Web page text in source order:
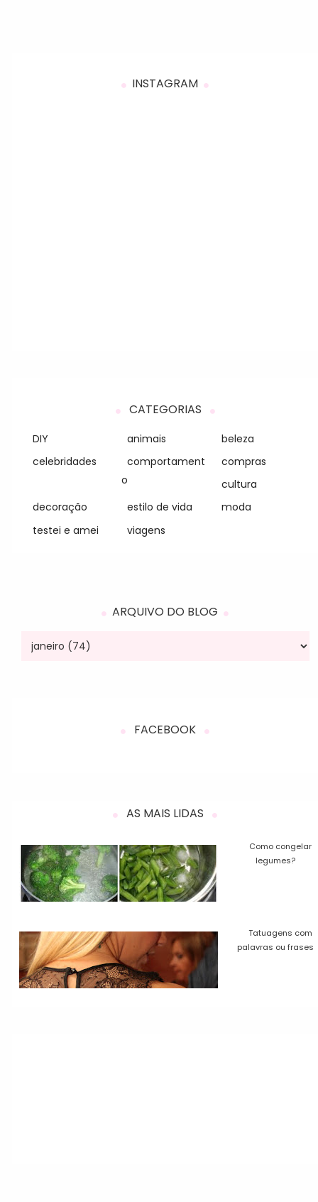
INSTAGRAM
CATEGORIAS
DIY animais
beleza
celebridades
comportament
o
compras
cultura
decoração
estilo de vida
moda
testei e amei
viagens
ARQUIVO DO BLOG
FACEBOOK
AS MAIS LIDAS
Como congelar
legumes?
Tatuagens com
palavras ou frases